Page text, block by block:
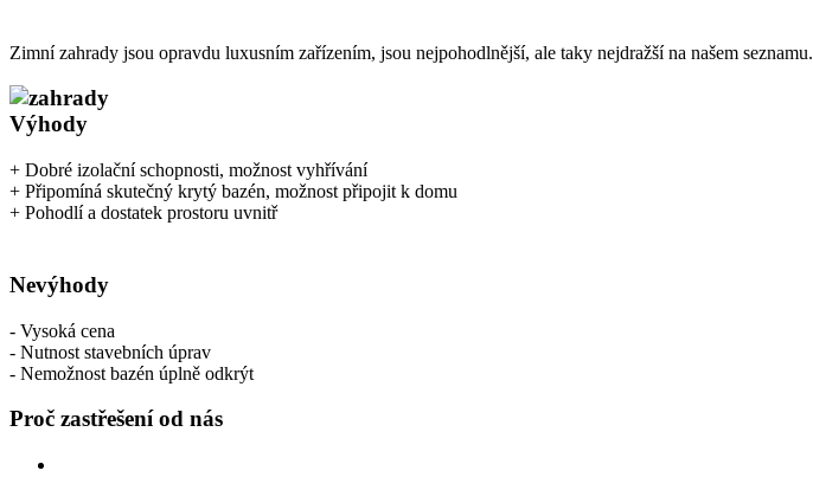
Zimní zahrady jsou opravdu luxusním zařízením, jsou nejpohodlnější, ale taky nejdražší na našem seznamu.
Výhody
+ Dobré izolační schopnosti, možnost vyhřívání
+ Připomíná skutečný krytý bazén, možnost připojit k domu
+ Pohodlí a dostatek prostoru uvnitř
Nevýhody
- Vysoká cena
- Nutnost stavebních úprav
- Nemožnost bazén úplně odkrýt
Proč zastřešení od nás